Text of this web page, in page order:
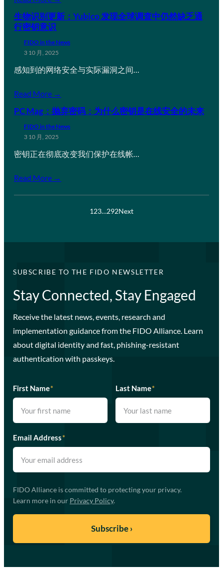
生物识别更新：Yubico 发现全球调查中仍然缺乏通
行密钥意识
FIDO in the News
3 10 月, 2025
感知到的网络安全与实际漏洞之间…
Read More →
PC Mag：抛弃密码：为什么密钥是在线安全的未来
FIDO in the News
3 10 月, 2025
密钥正在彻底改变我们保护在线帐…
Read More →
123…292Next
SUBSCRIBE TO THE FIDO NEWSLETTER
Stay Connected, Stay Engaged
Receive the latest news, events, research and
implementation guidance from the FIDO Alliance. Learn
about digital identity and fast, phishing-resistant
authentication with passkeys.
First Name* Last Name*
Email Address*
FIDO Alliance is committed to protecting your privacy.
Learn more in our Privacy Policy.